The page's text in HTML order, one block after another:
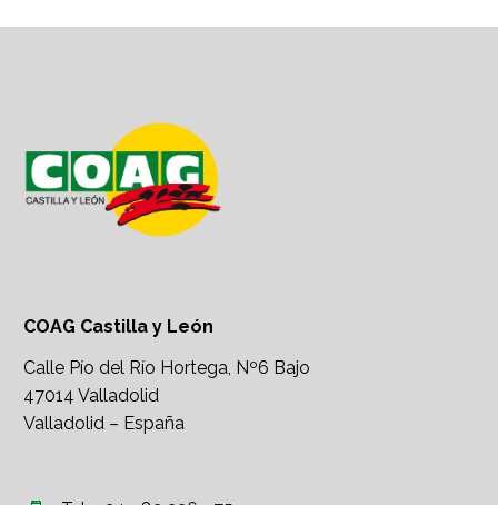
COAG Castilla y León
Calle Pío del Río Hortega, Nº6 Bajo
47014 Valladolid
Valladolid – España